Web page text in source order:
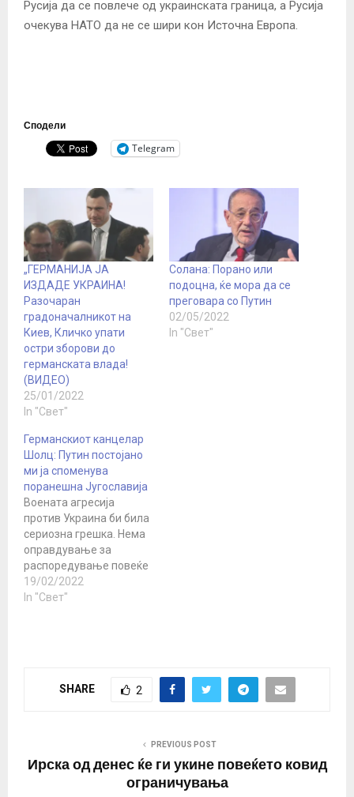
Русија да се повлече од украинската граница, а Русија
очекува НАТО да не се шири кон Источна Европа.
Сподели
Telegram
„ГЕРМАНИЈА ЈА
ИЗДАДЕ УКРАИНА!
Разочаран
градоначалникот на
Киев, Кличко упати
остри зборови до
германската влада!
(ВИДЕО)
25/01/2022
In "Свет"
Солана: Порано или
подоцна, ќе мора да се
преговара со Путин
02/05/2022
In "Свет"
Германскиот канцелар
Шолц: Путин постојано
ми ја споменува
поранешна Југославија
Воената агресија
против Украина би била
сериозна грешка. Нема
оправдување за
распоредување повеќе
од 100.000 војници на
украинската граница,
има тешки последици за
актуелните односи со
19/02/2022
In "Свет"
SHARE 2
PREVIOUS POST
Ирска од денес ќе ги укине повеќето ковид
ограничувања